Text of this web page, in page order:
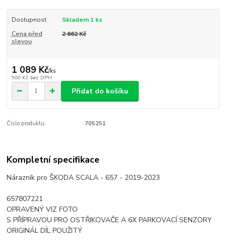
Dostupnost
Skladem 1 ks
Cena před
slevou
2 662 Kč
1 089 Kč/ks
900 Kč bez DPH
Přidat do košíku
Číslo produktu: 705251
Kompletní specifikace
Nárazník pro ŠKODA SCALA - 657 - 2019-2023
657807221
OPRAVENÝ VIZ FOTO
S PŘÍPRAVOU PRO OSTŘIKOVAČE A 6X PARKOVACÍ SENZORY
ORIGINÁL DÍL POUŽITÝ